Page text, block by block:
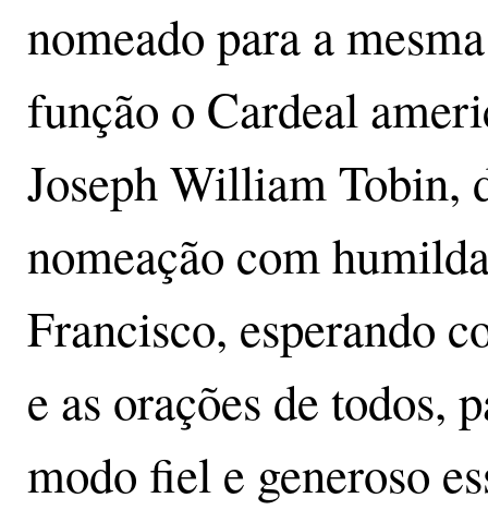
nomeado para a mesma
função o Cardeal
Joseph William Tobin,
nomeação com
Francisco, esperando
e as orações de todos,
modo fiel e generoso